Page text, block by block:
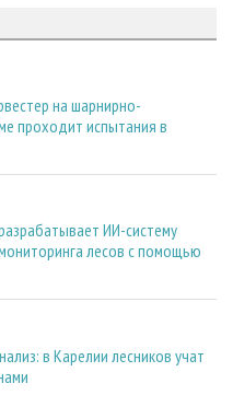
на шарнирно-
проходит испытания в
ИИ-систему
лесов с помощью
в Карелии лесников учат